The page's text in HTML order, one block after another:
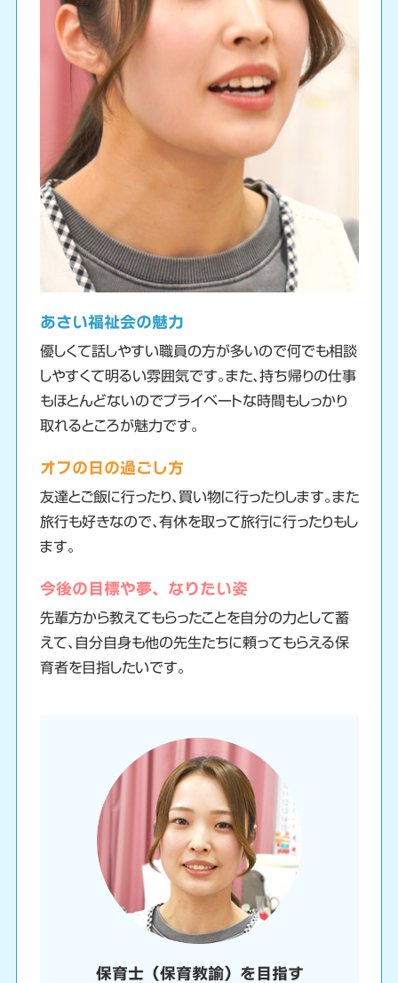
あさい福祉会の魅力
優しくて話しやすい職員の方が多いので何でも相談
しやすくて明るい雰囲気です。また、持ち帰りの仕事
もほとんどないのでプライベートな時間もしっかり
取れるところが魅力です。
オフの日の過ごし方
友達とご飯に行ったり、買い物に行ったりします。また
旅行も好きなので、有休を取って旅行に行ったりもし
ます。
今後の目標や夢、なりたい姿
先輩方から教えてもらったことを自分の力として蓄
えて、自分自身も他の先生たちに頼ってもらえる保
育者を目指したいです。
保育士（保育教諭）を目指す